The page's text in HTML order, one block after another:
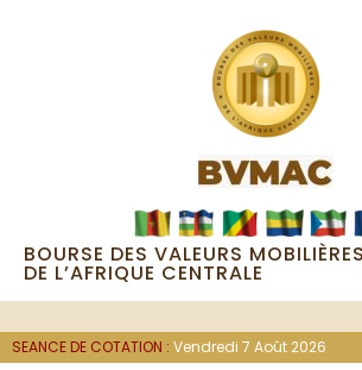
BOURSE DES VALEURS MOBILIÈRES
DE L’AFRIQUE CENTRALE
SEANCE DE COTATION : Vendredi 7 Août 2026